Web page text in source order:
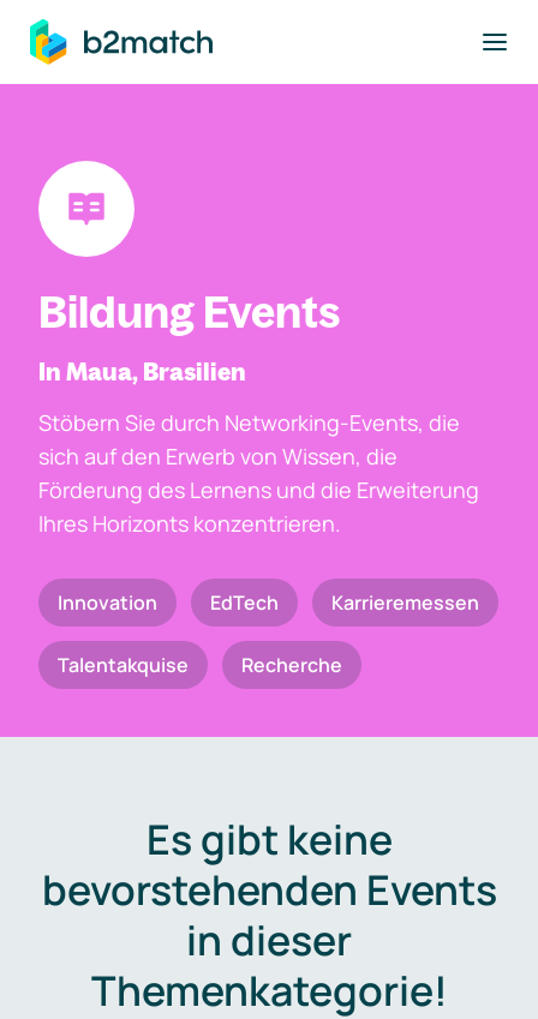
springen
Bildung Events
In Maua, Brasilien
Stöbern Sie durch Networking-Events, die
sich auf den Erwerb von Wissen, die
Förderung des Lernens und die Erweiterung
Ihres Horizonts konzentrieren.
Innovation EdTech Karrieremessen
Talentakquise Recherche
Es gibt keine
bevorstehenden Events
in dieser
Themenkategorie!